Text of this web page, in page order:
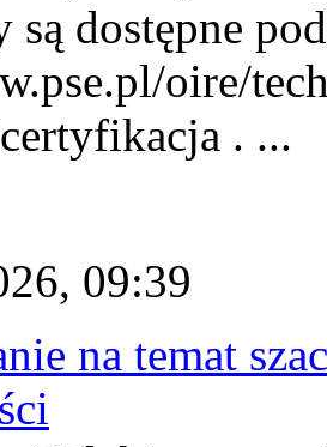
są dostępne
oire/
. ...
09:39
na temat